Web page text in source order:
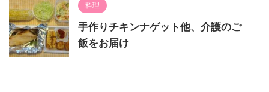
料理
手作りチキンナゲット他、介護のご
飯をお届け